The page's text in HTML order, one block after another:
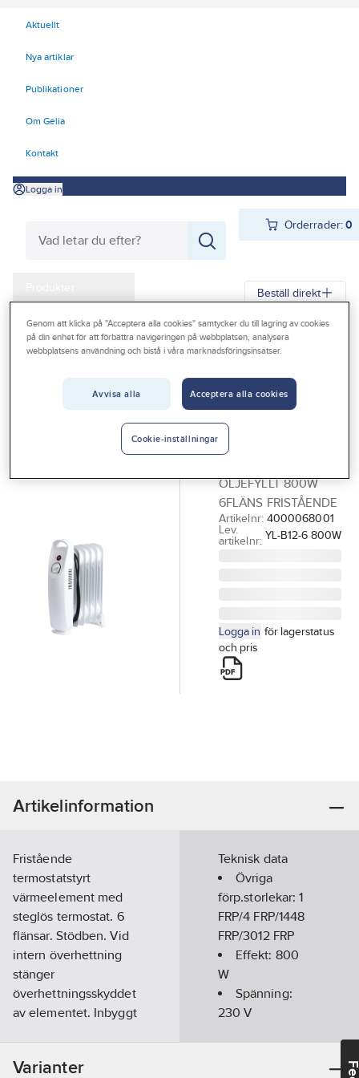
Aktuellt
Nya artiklar
Publikationer
Om Gelia
Kontakt
Logga in
Orderrader:0
Outlet
Beställ direkt
Gelia Produkter Gelia El Kyl- och värmeprodukter Elradiatorer
GELIA
Värmeelement,
oljefyllt, 800 W,
OLJEFYLLT 800W
6FLÄNS FRISTÅENDE
Artikelnr: 4000068001
Lev.
artikelnr: YL-B12-6 800W
Logga in för lagerstatus
och pris
Artikelinformation
Fristående
termostatstyrt
värmeelement med
steglös termostat. 6
flänsar. Stödben. Vid
intern överhettning
stänger
överhettningsskyddet
av elementet. Inbyggt
flytta. 1,3 m
Teknisk data
Övriga
förp.storlekar:1
FRP/4 FRP/1448
FRP/3012 FRP
Effekt: 800
W
Spänning:
230 V
Varianter
Genom att klicka på "Acceptera alla cookies" samtycker du till lagring av cookies
på din enhet för att förbättra navigeringen på webbplatsen, analysera
webbplatsens användning och bistå i våra marknadsföringsinsatser.
Avvisa alla Acceptera alla cookies
Cookie-inställningar